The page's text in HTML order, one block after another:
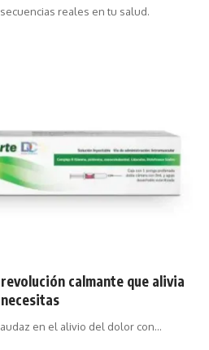
reales en tu salud.
calmante que alivia
en el alivio del dolor con…